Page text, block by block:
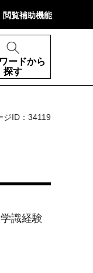
閲覧補助機能
ードから
探す
ジID：34119
識経験